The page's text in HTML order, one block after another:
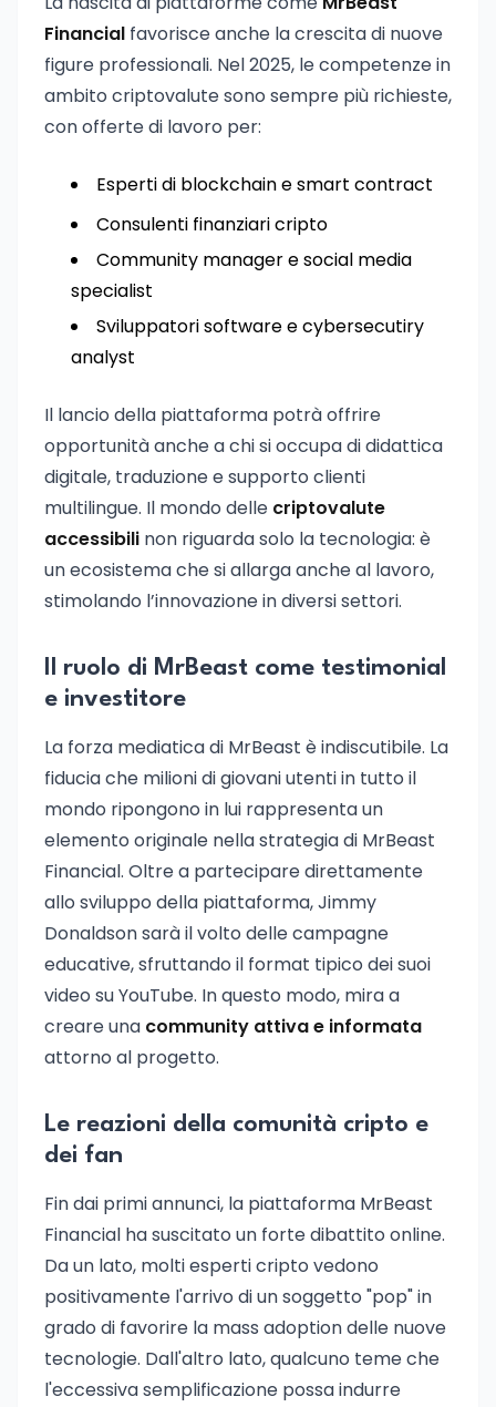
Financial favorisce anche la crescita di nuove
figure professionali. Nel 2025, le competenze in
ambito criptovalute sono sempre più richieste,
con offerte di lavoro per:
Esperti di blockchain e smart contract
Consulenti finanziari cripto
Community manager e social media
specialist
Sviluppatori software e cybersecutiry
analyst
Il lancio della piattaforma potrà offrire
opportunità anche a chi si occupa di didattica
digitale, traduzione e supporto clienti
multilingue. Il mondo delle criptovalute
accessibili non riguarda solo la tecnologia: è
un ecosistema che si allarga anche al lavoro,
stimolando l’innovazione in diversi settori.
Il ruolo di MrBeast come testimonial
e investitore
La forza mediatica di MrBeast è indiscutibile. La
fiducia che milioni di giovani utenti in tutto il
mondo ripongono in lui rappresenta un
elemento originale nella strategia di MrBeast
Financial. Oltre a partecipare direttamente
allo sviluppo della piattaforma, Jimmy
Donaldson sarà il volto delle campagne
educative, sfruttando il format tipico dei suoi
video su YouTube. In questo modo, mira a
creare una community attiva e informata
attorno al progetto.
Le reazioni della comunità cripto e
dei fan
Fin dai primi annunci, la piattaforma MrBeast
Financial ha suscitato un forte dibattito online.
Da un lato, molti esperti cripto vedono
positivamente l'arrivo di un soggetto "pop" in
grado di favorire la mass adoption delle nuove
tecnologie. Dall'altro lato, qualcuno teme che
l'eccessiva semplificazione possa indurre